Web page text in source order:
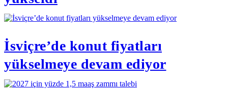
İsviçre’de konut fiyatları
yükselmeye devam ediyor